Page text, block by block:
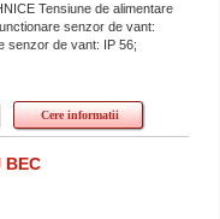
Tensiune de alimentare
senzor de vant:
senzor de vant: IP 56;
Cere informatii
BEC